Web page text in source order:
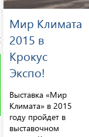
0
Мир Климата
2015 в
Крокус
Экспо!
Выставка «Мир
Климата» в 2015
году пройдет в
выставочном